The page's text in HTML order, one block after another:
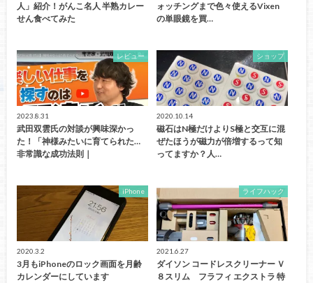
人」紹介！がんこ名人 半熟カレー
せん食べてみた
ォッチングまで色々使えるVixen
の単眼鏡を買…
レビュー
2023.8.31
武田双雲氏の対談が興味深かっ
た！「神様みたいに育てられた…
非常識な成功法則｜
ショップ
2020.10.14
磁石はN極だけよりS極と交互に混
ぜたほうが磁力が倍増するって知
ってますか？人…
iPhone
2020.3.2
3月もiPhoneのロック画面を月齢
カレンダーにしています
ライフハック
2021.6.27
ダイソン コードレスクリーナー Ｖ
８スリム フラフィ エクストラ 特